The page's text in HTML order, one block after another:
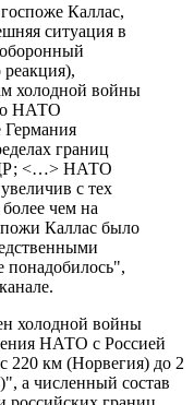
Каллас,
ситуация в
холодной войны
НАТО
Германия
границ
<…> НАТО
с тех
чем на
Каллас было
понадобилось",
холодной войны
НАТО с Россией
220 км (Норвегия) до 2
а численный состав